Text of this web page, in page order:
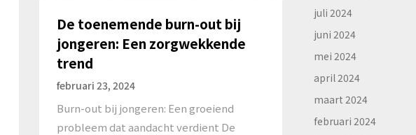
De toenemende burn-out bij
jongeren: Een zorgwekkende
trend
februari 23, 2024
Burn-out bij jongeren: Een groeiend
probleem dat aandacht verdient De
juli 2024
juni 2024
mei 2024
april 2024
maart 2024
februari 2024